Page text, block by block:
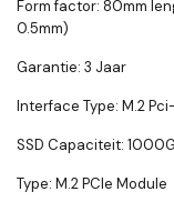
Form factor: 80mm
0.5mm)
Garantie: 3 Jaar
Interface Type: M.2
SSD Capaciteit:
Type: M.2 PCIe Module